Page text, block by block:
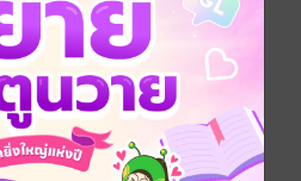
นเข้าระบบ